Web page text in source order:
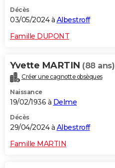
Décès
03/05/2024 à Albestroff
Famille DUPONT
Yvette MARTIN (88 ans)
Créer une cagnotte obsèques
Naissance
19/02/1936 à Delme
Décès
29/04/2024 à Albestroff
Famille MARTIN